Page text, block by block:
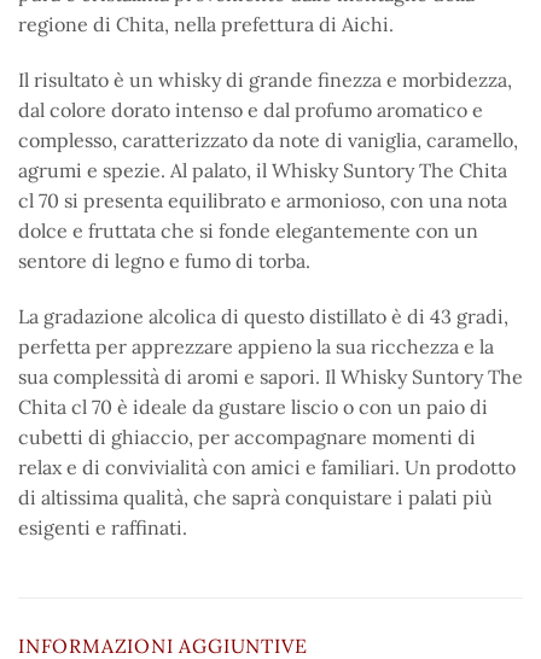
regione di Chita, nella prefettura di Aichi.
Il risultato è un whisky di grande finezza e morbidezza,
dal colore dorato intenso e dal profumo aromatico e
complesso, caratterizzato da note di vaniglia, caramello,
agrumi e spezie. Al palato, il Whisky Suntory The Chita
cl 70 si presenta equilibrato e armonioso, con una nota
dolce e fruttata che si fonde elegantemente con un
sentore di legno e fumo di torba.
La gradazione alcolica di questo distillato è di 43 gradi,
perfetta per apprezzare appieno la sua ricchezza e la
sua complessità di aromi e sapori. Il Whisky Suntory The
Chita cl 70 è ideale da gustare liscio o con un paio di
cubetti di ghiaccio, per accompagnare momenti di
relax e di convivialità con amici e familiari. Un prodotto
di altissima qualità, che saprà conquistare i palati più
esigenti e raffinati.
INFORMAZIONI AGGIUNTIVE